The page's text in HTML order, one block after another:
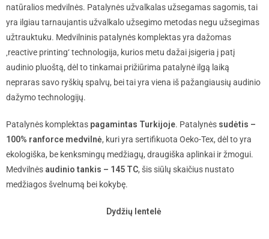
natūralios medvilnės. Patalynės užvalkalas užsegamas sagomis, tai
yra ilgiau tarnaujantis užvalkalo užsegimo metodas negu užsegimas
užtrauktuku. Medvilninis patalynės komplektas yra dažomas
‚reactive printing‘ technologija, kurios metu dažai įsigeria į patį
audinio pluoštą, dėl to tinkamai prižiūrima patalynė ilgą laiką
nepraras savo ryškių spalvų, bei tai yra viena iš pažangiausių audinio
dažymo technologijų.
Patalynės komplektas pagamintas Turkijoje. Patalynės sudėtis –
100% ranforce medvilnė, kuri yra sertifikuota Oeko-Tex, dėl to yra
ekologiška, be kenksmingų medžiagų, draugiška aplinkai ir žmogui.
Medvilnės audinio tankis – 145 TC, šis siūlų skaičius nustato
medžiagos švelnumą bei kokybę.
Dydžių lentelė